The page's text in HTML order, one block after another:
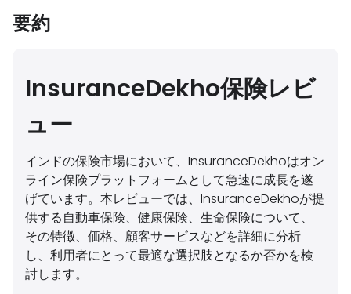
要約
InsuranceDekho保険レビ
ュー
インドの保険市場において、InsuranceDekhoはオン
ライン保険プラットフォームとして急速に成長を遂
げています。本レビューでは、InsuranceDekhoが提
供する自動車保険、健康保険、生命保険について、
その特徴、価格、顧客サービスなどを詳細に分析
し、利用者にとって最適な選択肢となるか否かを検
討します。